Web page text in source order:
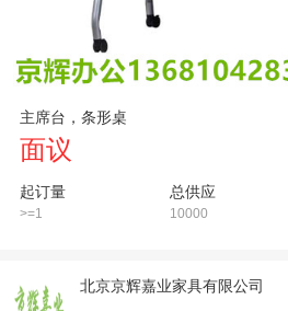
主席台，条形桌
面议
起订量
>=1
总供应
10000
北京京辉嘉业家具有限公司